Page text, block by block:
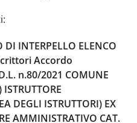
INTERPELLO ELENCO
Accordo
n.80/2021 COMUNE
DEGLI ISTRUTTORI) EX
AMMINISTRATIVO CAT.